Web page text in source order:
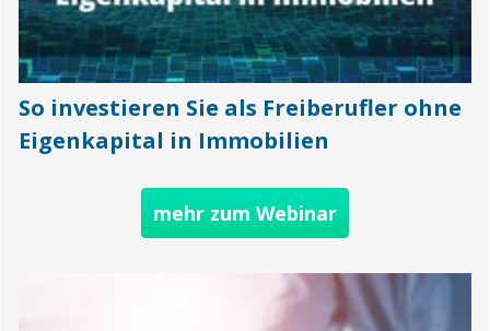
So investieren Sie als Freiberufler ohne
Eigenkapital in Immobilien
mehr zum Webinar